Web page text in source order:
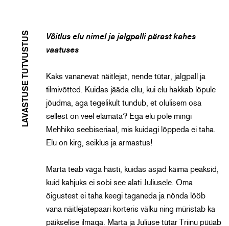
LAVASTUSE TUTVUSTUS
Võitlus elu nimel ja jalgpalli pärast kahes
vaatuses
Kaks vananevat näitlejat, nende tütar, jalgpall ja
filmivõtted. Kuidas jääda ellu, kui elu hakkab lõpule
jõudma, aga tegelikult tundub, et olulisem osa
sellest on veel elamata? Ega elu pole mingi
Mehhiko seebiseriaal, mis kuidagi lõppeda ei taha.
Elu on kirg, seiklus ja armastus!
Marta teab väga hästi, kuidas asjad käima peaksid,
kuid kahjuks ei sobi see alati Juliusele. Oma
õigustest ei taha keegi taganeda ja nõnda lööb
vana näitlejatepaari korteris välku ning müristab ka
päikselise ilmaga. Marta ja Juliuse tütar Triinu püüab